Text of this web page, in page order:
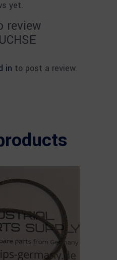
yet.
review
in to post a review.